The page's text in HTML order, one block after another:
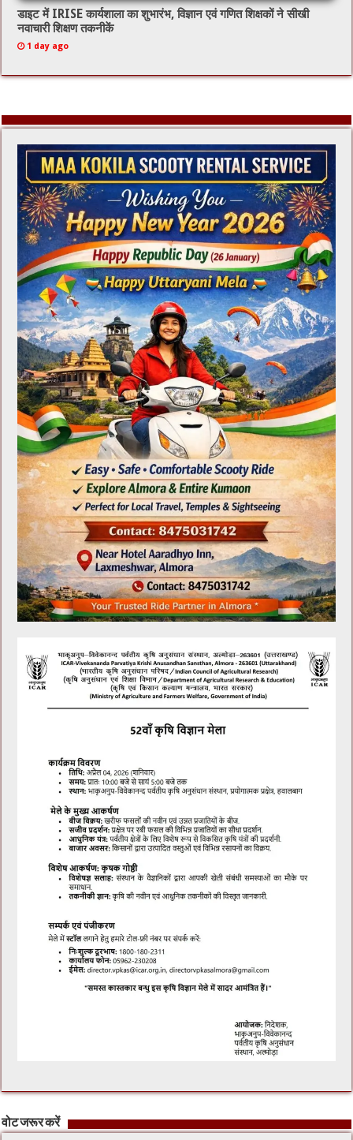
डाइट में IRISE कार्यशाला का शुभारंभ, विज्ञान एवं गणित शिक्षकों ने सीखी
नवाचारी शिक्षण तकनीकें
1 day ago
वोट जरूर करें